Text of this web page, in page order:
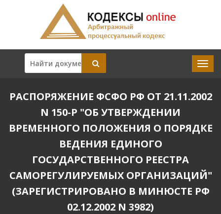
РАСПОРЯЖЕНИЕ ФСФО РФ ОТ 21.11.2002
N 150-Р "ОБ УТВЕРЖДЕНИИ
ВРЕМЕННОГО ПОЛОЖЕНИЯ О ПОРЯДКЕ
ВЕДЕНИЯ ЕДИНОГО
ГОСУДАРСТВЕННОГО РЕЕСТРА
САМОРЕГУЛИРУЕМЫХ ОРГАНИЗАЦИЙ"
(ЗАРЕГИСТРИРОВАНО В МИНЮСТЕ РФ
02.12.2002 N 3982)